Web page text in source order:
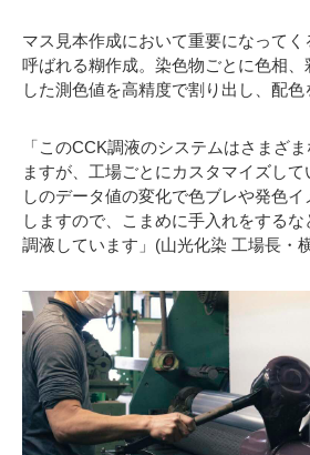
マス見本作成において重要になってく
呼ばれる糊作成。染色物ごとに色相
した測色値を高精度で割り出し、配色
「このCCK調液のシステムはさまざ
ますが、工場ごとにカスタマイズし
しのデータ値の変化で色ブレや発色
しますので、こまめに手入れをする
調液しています」(山光化染 工場長・